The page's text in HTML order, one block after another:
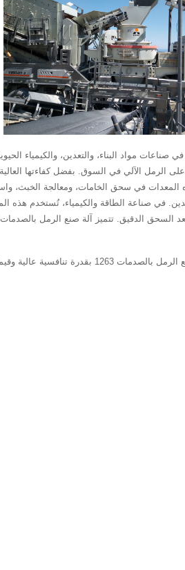
تُستخدم آلة صنع الرمل التصادمي 1263 بشكل رئيسي في صناعات مواد
المعدات في سحق الخامات، ومعالجة الخبث،
في صناعة الطاقة والكيمياء، تُستخدم
بفضل إنتاجها الممتاز وخصائص أدائها المتميزة ونطاق